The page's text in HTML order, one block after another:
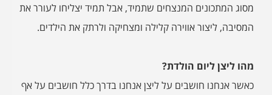
מסוג המתכונים המנצחים שתמיד, אבל תמיד יצליחו לעורר את
המסיבה, ליצור אווירה קלילה ומצחיקה ולרתק את הילדים.
מהו ליצן ליום הולדת?
כאשר אנחנו חושבים על ליצן אנחנו בדרך כלל חושבים על אף